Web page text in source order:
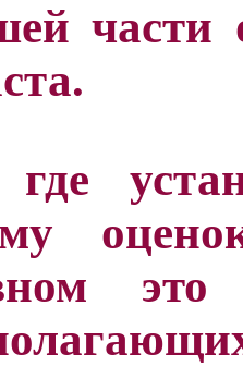
части
это